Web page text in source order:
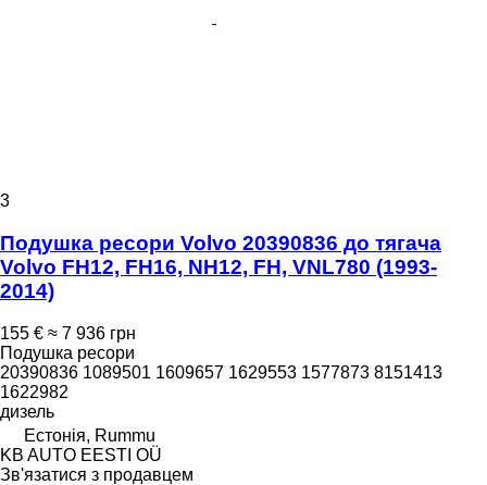
3
Подушка ресори Volvo 20390836 до тягача
Volvo FH12, FH16, NH12, FH, VNL780 (1993-
2014)
155 € ≈ 7 936 грн
Подушка ресори
20390836 1089501 1609657 1629553 1577873 8151413
1622982
дизель
Естонія, Rummu
KB AUTO EESTI OÜ
Зв'язатися з продавцем